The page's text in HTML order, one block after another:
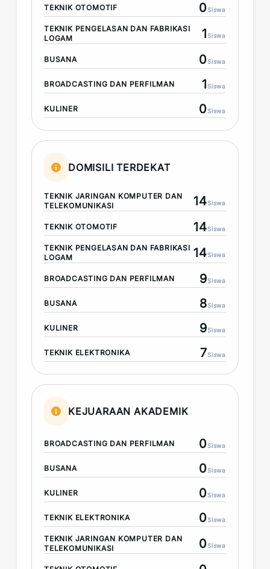
TEKNIK OTOMOTIF 0Siswa
TEKNIK PENGELASAN DAN FABRIKASI
LOGAM
1Siswa
BUSANA 0Siswa
BROADCASTING DAN PERFILMAN 1Siswa
KULINER 0Siswa
DOMISILI TERDEKAT
TEKNIK JARINGAN KOMPUTER DAN
TELEKOMUNIKASI
14Siswa
TEKNIK OTOMOTIF 14Siswa
TEKNIK PENGELASAN DAN FABRIKASI
LOGAM
14Siswa
BROADCASTING DAN PERFILMAN 9Siswa
BUSANA 8Siswa
KULINER 9Siswa
TEKNIK ELEKTRONIKA 7Siswa
KEJUARAAN AKADEMIK
BROADCASTING DAN PERFILMAN 0Siswa
BUSANA 0Siswa
KULINER 0Siswa
TEKNIK ELEKTRONIKA 0Siswa
TEKNIK JARINGAN KOMPUTER DAN
TELEKOMUNIKASI
0Siswa